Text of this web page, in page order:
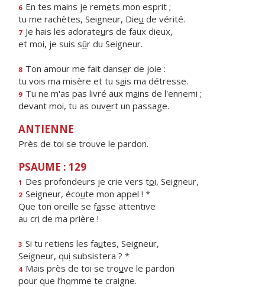
6 En tes mains je remets mon esprit ;
tu me rachètes, Seigneur, Dieu de vérité.
7 Je hais les adorateurs de faux dieux,
et moi, je suis sûr du Seigneur.
8 Ton amour me fait danser de joie :
tu vois ma misère et tu sais ma détresse.
9 Tu ne m'as pas livré aux mains de l'ennemi ;
devant moi, tu as ouvert un passage.
ANTIENNE
Près de toi se trouve le pardon.
PSAUME : 129
1 Des profondeurs je crie vers toi, Seigneur,
2 Seigneur, écoute mon appel ! *
Que ton oreille se fasse attentive
au cri de ma prière !
3 Si tu retiens les fautes, Seigneur,
Seigneur, qui subsistera ? *
4 Mais près de toi se trouve le pardon
pour que l’homme te craigne.